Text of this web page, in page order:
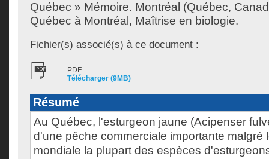
Québec » Mémoire. Montréal (Québec,
Québec à Montréal, Maîtrise en biologie.
Fichier(s) associé(s) à ce document :
PDF
Télécharger (9MB)
Résumé
Au Québec, l'esturgeon jaune (Acipenser
d'une pêche commerciale importante malgré
mondiale la plupart des espèces